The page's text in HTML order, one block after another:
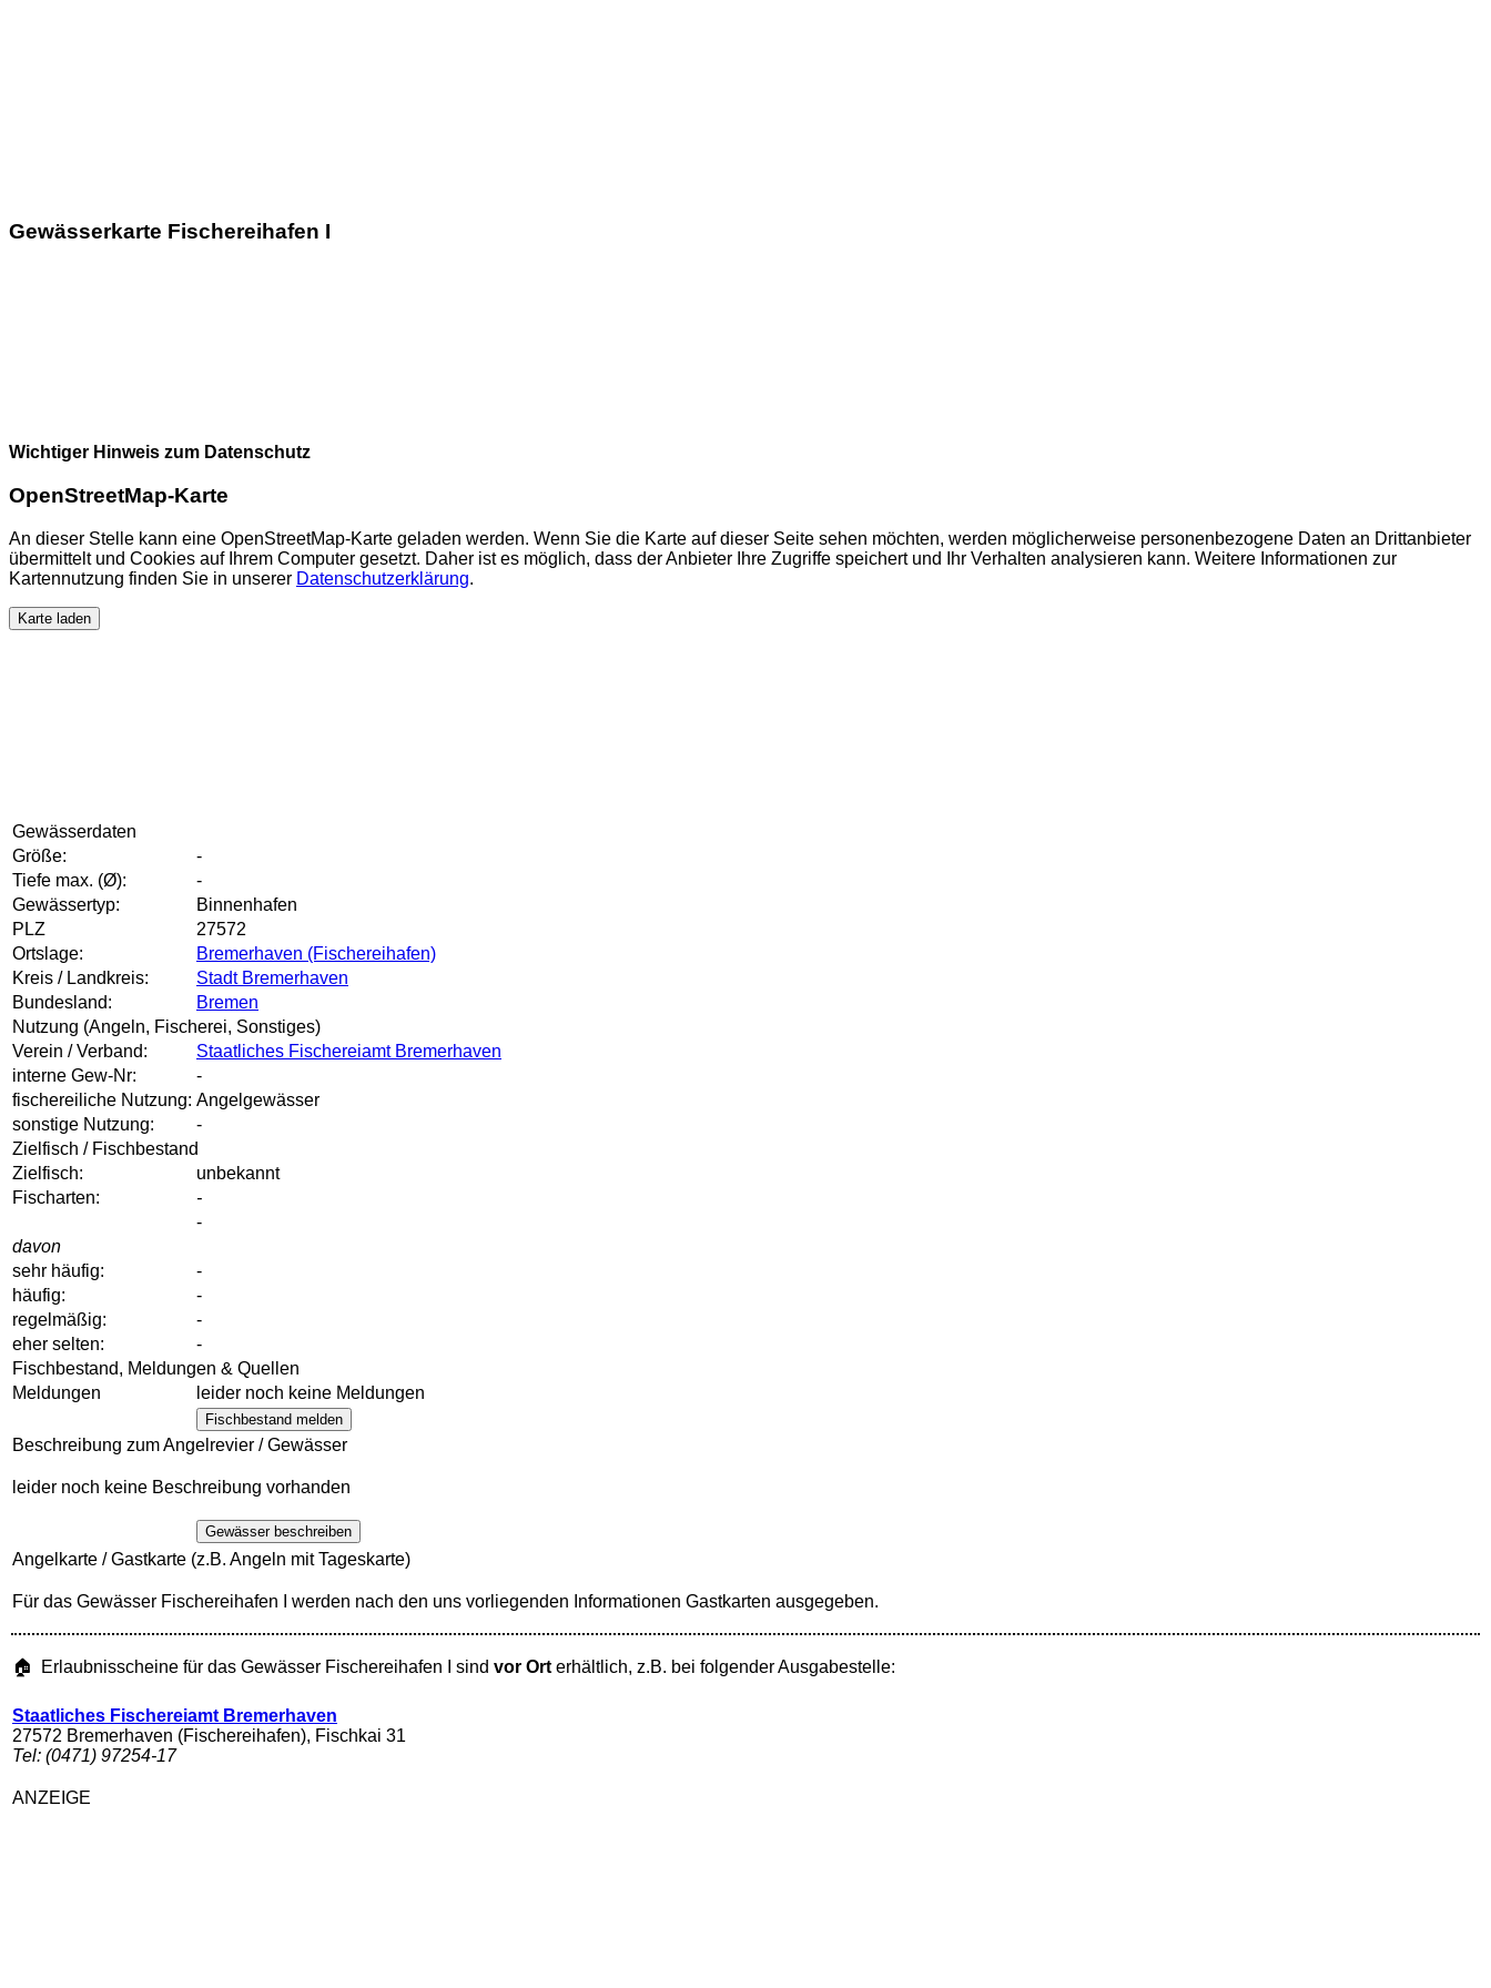
Gewässerkarte Fischereihafen I
Wichtiger Hinweis zum Datenschutz
OpenStreetMap-Karte
An dieser Stelle kann eine OpenStreetMap-Karte geladen werden. Wenn Sie die Karte auf dieser Seite sehen möchten, werden möglicherweise personenbezogene Daten an Drittanbieter
übermittelt und Cookies auf Ihrem Computer gesetzt. Daher ist es möglich, dass der Anbieter Ihre Zugriffe speichert und Ihr Verhalten analysieren kann. Weitere Informationen zur
Kartennutzung finden Sie in unserer Datenschutzerklärung.
Karte laden
Gewässerdaten
Größe:
-
Tiefe max. (Ø):
-
Gewässertyp:
Binnenhafen
PLZ
27572
Ortslage:
Bremerhaven (Fischereihafen)
Kreis / Landkreis:
Stadt Bremerhaven
Bundesland:
Bremen
Nutzung (Angeln, Fischerei, Sonstiges)
Verein / Verband:
Staatliches Fischereiamt Bremerhaven
interne Gew-Nr:
-
fischereiliche Nutzung: Angelgewässer
sonstige Nutzung:
-
Zielfisch / Fischbestand
Zielfisch:
unbekannt
Fischarten:
-
-
davon
sehr häufig:
-
häufig:
-
regelmäßig:
-
eher selten:
-
Fischbestand, Meldungen & Quellen
Meldungen
leider noch keine Meldungen
Fischbestand melden
Beschreibung zum Angelrevier / Gewässer
leider noch keine Beschreibung vorhanden
Gewässer beschreiben
Angelkarte / Gastkarte (z.B. Angeln mit Tageskarte)
Für das Gewässer Fischereihafen I werden nach den uns vorliegenden Informationen Gastkarten ausgegeben.
🏠 Erlaubnisscheine für das Gewässer Fischereihafen I sind vor Ort erhältlich, z.B. bei folgender Ausgabestelle:
Staatliches Fischereiamt Bremerhaven
27572 Bremerhaven (Fischereihafen), Fischkai 31
Tel: (0471) 97254-17
ANZEIGE